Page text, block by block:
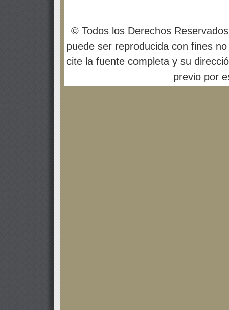
© Todos los Derechos
puede ser reproducida con fines
cite la fuente completa y su
previo por